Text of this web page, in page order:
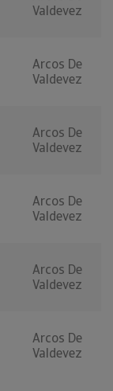
Valdevez
Arcos De
Valdevez
Arcos De
Valdevez
Arcos De
Valdevez
Arcos De
Valdevez
Arcos De
Valdevez